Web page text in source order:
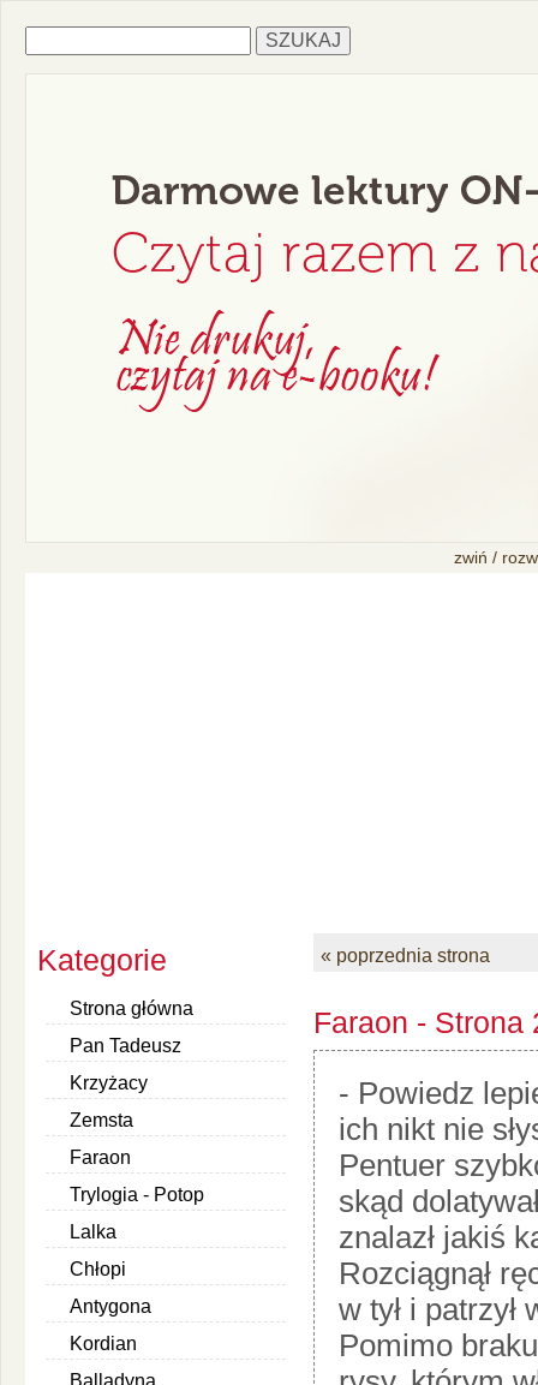
zwiń /
Kategorie
Strona główna
Pan Tadeusz
Krzyżacy
Zemsta
Faraon
Trylogia - Potop
Lalka
Chłopi
Antygona
Kordian
Balladyna
« poprzednia strona
Faraon - Strona
- Powiedz
ich nikt nie
Pentuer
skąd
znalazł jakiś
Rozciągnął
w tył i
Pomimo